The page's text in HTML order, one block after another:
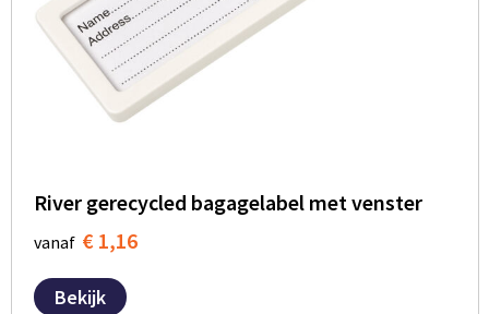
River gerecycled bagagelabel met venster
vanaf € 1,16
Bekijk